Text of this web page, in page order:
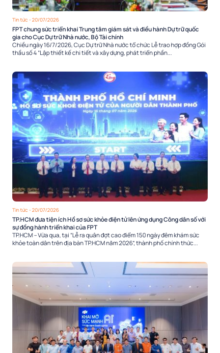
Tin tức - 20/07/2026
FPT chung sức triển khai Trung tâm giám sát và điều hành Dự trữ quốc
gia cho Cục Dự trữ Nhà nước, Bộ Tài chính
Chiều ngày 16/7/2026, Cục Dự trữ Nhà nước tổ chức Lễ trao hợp đồng Gói
thầu số 4 “Lập thiết kế chi tiết và xây dựng, phát triển phần...
Tin tức - 20/07/2026
TP.HCM đưa tiện ích Hồ sơ sức khỏe điện tử lên ứng dụng Công dân số với
sự đồng hành triển khai của FPT
TP.HCM – Vừa qua, tại “Lễ ra quân đợt cao điểm 150 ngày đêm khám sức
khỏe toàn dân trên địa bàn TP.HCM năm 2026”, thành phố chính thức...